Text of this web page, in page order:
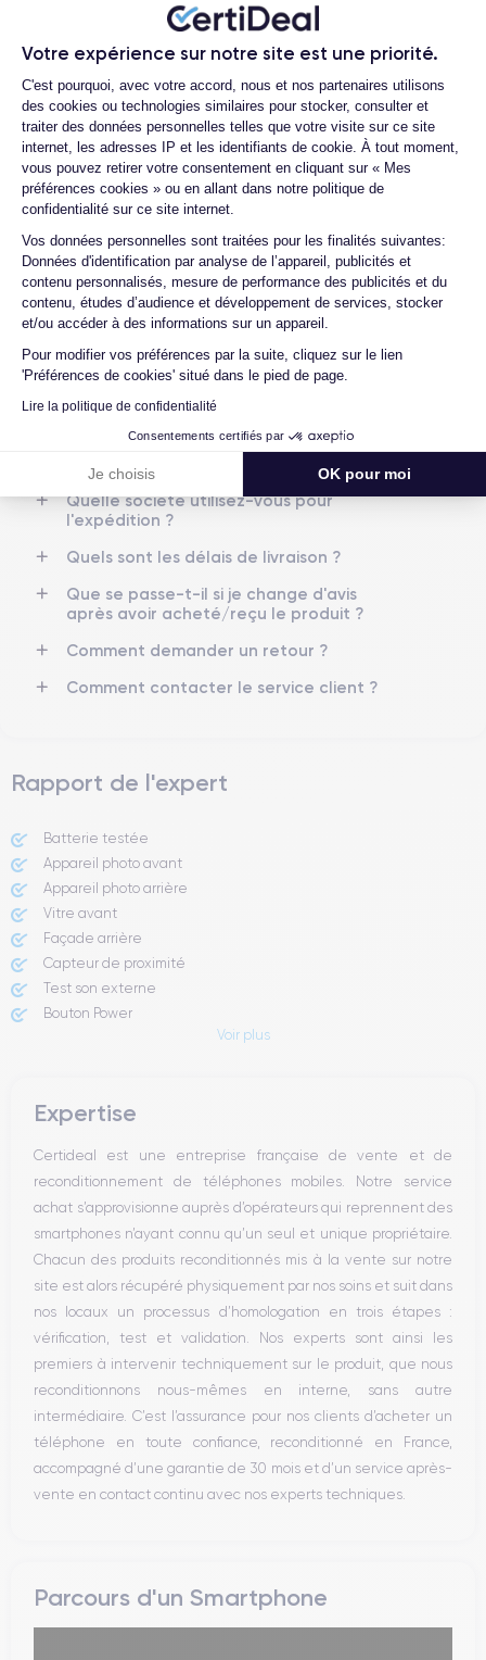
Votre expérience sur notre site est une priorité.
Plateforme de Gestion du
C'est pourquoi, avec votre accord, nous et nos partenaires utilisons
des cookies ou technologies similaires pour stocker, consulter et
traiter des données personnelles telles que votre visite sur ce site
internet, les adresses IP et les identifiants de cookie. À tout moment,
vous pouvez retirer votre consentement en cliquant sur « Mes
préférences cookies » ou en allant dans notre politique de
confidentialité sur ce site internet.
Vos données personnelles sont traitées pour les finalités suivantes:
Données d'identification par analyse de l’appareil, publicités et
contenu personnalisés, mesure de performance des publicités et du
contenu, études d’audience et développement de services, stocker
et/ou accéder à des informations sur un appareil.
Pour modifier vos préférences par la suite, cliquez sur le lien
'Préférences de cookies' situé dans le pied de page.
Lire la politique de confidentialité
Consentements certifiés par
Je choisis OK pour moi
Axeptio consent
iOS (iOS 26)
Dimensions
150x75.7x8.3 mm
Poids
194 g
Écran
IPS LCD 6.1 pouces
Résolution écran
1792 x 828 pixels
RAM Mémoire interne
Nom de la puce
Apple A13 Bionic
Nombre de cœurs
6
GPU 4 cœurs
Fréq. processeur
2.65 GHz
Caméra
Résolution vidéo Recharge rapide
3046 mAh Nano-SIM + eSIM
Réseau mobile
Débloqué
smartphone, consulter lafiche technique de l'iPhone 11.
11 d'occasion et un iPhone 11
reconditionné ?
Quelle est la durée de vie d'un iPhone 11
reconditionné ?
Proposez-vous une assurance en cas de
casse due à des chocs ou à des chutes ?
Quelles sont les options disponibles sur
les batteries ?
Quels sont les accessoires inclus dans la
commande ?
Quelles garanties offrez-vous sur vos
produits ?
Quels sont vos modes de paiement ?
Est-il possible de payer l'iPhone 11 en
plusieurs fois ?
Que se passe-t-il après avoir passé la
commande ?
Quelle société utilisez-vous pour
l'expédition ?
Quels sont les délais de livraison ?
Que se passe-t-il si je change d'avis
après avoir acheté/reçu le produit ?
Comment demander un retour ?
Comment contacter le service client ?
Rapport de l'expert
Batterie testée
Appareil photo avant
Appareil photo arrière ​
Vitre avant ​
Façade arrière
Capteur de proximité
Test son externe
Bouton Power
Haut parleur
Bouton Home
Bluetooth
WiFi
Réseau
Vibreur
Prise USB
Voir plus
Expertise
Certideal est une entreprise française de vente et de
reconditionnement de téléphones mobiles. Notre service
achat s’approvisionne auprès d’opérateurs qui reprennent des
smartphones n’ayant connu qu’un seul et unique propriétaire.
Chacun des produits reconditionnés mis à la vente sur notre
site est alors récupéré physiquement par nos soins et suit dans
nos locaux un processus d’homologation en trois étapes :
vérification, test et validation. Nos experts sont ainsi les
premiers à intervenir techniquement sur le produit, que nous
reconditionnons nous-mêmes en interne, sans autre
intermédiaire. C’est l’assurance pour nos clients d’acheter un
téléphone en toute confiance, reconditionné en France,
accompagné d’une garantie de 30 mois et d’un service après-
vente en contact continu avec nos experts techniques.
Parcours d'un Smartphone